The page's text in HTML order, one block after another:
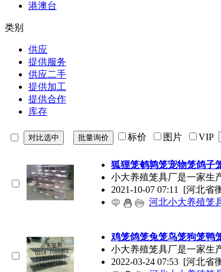
港澳台
类别
供应
提供服务
供应二手
提供加工
提供合作
库存
标价 图片 VIP
狐狸笼鹌鹑笼宠物笼鸽子
小大养殖笼具厂是一家生
2021-10-07 07:11 [河北省
河北小大养殖笼
鸡笼鸽笼兔笼鸟笼狗笼鸭
小大养殖笼具厂是一家生
2022-03-24 07:53 [河北省